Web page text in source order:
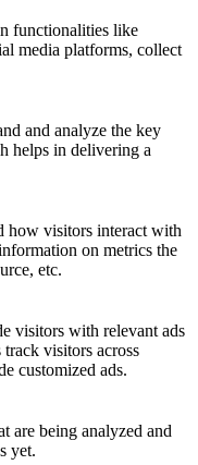
functionalities like
media platforms, collect
and analyze the key
helps in delivering a
how visitors interact with
on metrics the
etc.
visitors with relevant ads
visitors across
customized ads.
are being analyzed and
yet.